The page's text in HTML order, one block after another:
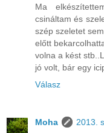
Ma
csináltam és
szép szeletet
előtt
volna a kést
jó volt, bár egy
Válasz
Moha
2013.